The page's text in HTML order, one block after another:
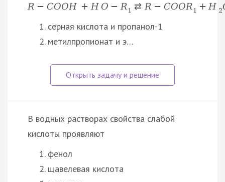
R − COOH + H O − R1 ⇄ R − COOR1 + H 2
серная кислота и пропанол-1
метилпропионат и э…
В водных растворах свойства слабой
кислоты проявляют
фенол
щавелевая кислота